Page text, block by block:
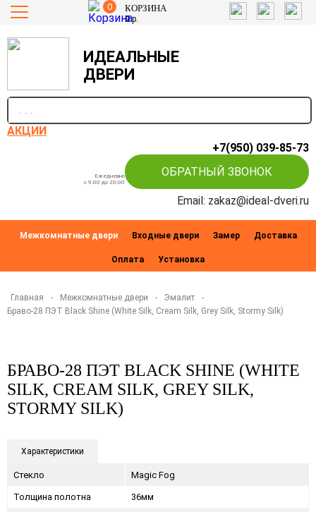
0 КОРЗИНА
0р.
ИДЕАЛЬНЫЕ
ДВЕРИ
АКЦИИ
+7(950) 039-85-73
Ежедневно
c 9:00 до 20:00
ОБРАТНЫЙ ЗВОНОК
Email: zakaz@ideal-dveri.ru
Межкомнатные двери Входные двери Замер Доставка
Оплата Установка
Главная - Межкомнатные двери - Эмалит
-
Браво-28 ПЭТ Black Shine (White Silk, Cream Silk, Grey Silk, Stormy Silk)
БРАВО-28 ПЭТ BLACK SHINE (WHITE
SILK, CREAM SILK, GREY SILK,
STORMY SILK)
Характеристики
Стекло Magic Fog
Толщина полотна 36мм